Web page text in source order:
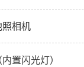
相机
置闪光灯）